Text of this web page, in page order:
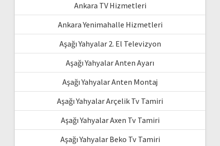
Ankara TV Hizmetleri
Ankara Yenimahalle Hizmetleri
Aşağı Yahyalar 2. El Televizyon
Aşağı Yahyalar Anten Ayarı
Aşağı Yahyalar Anten Montaj
Aşağı Yahyalar Arçelik Tv Tamiri
Aşağı Yahyalar Axen Tv Tamiri
Aşağı Yahyalar Beko Tv Tamiri